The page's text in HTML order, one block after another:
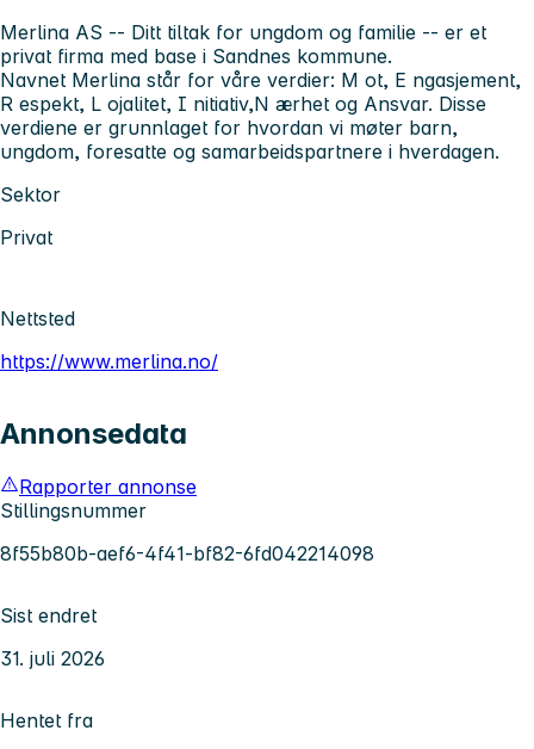
Merlina AS -- Ditt tiltak for ungdom og familie -- er et
privat firma med base i Sandnes kommune.
Navnet Merlina står for våre verdier: M ot, E ngasjement,
R espekt, L ojalitet, I nitiativ,N ærhet og Ansvar. Disse
verdiene er grunnlaget for hvordan vi møter barn,
ungdom, foresatte og samarbeidspartnere i hverdagen.
Sektor
Privat
Nettsted
https://www.merlina.no/
Annonsedata
Rapporter annonse
Stillingsnummer
8f55b80b-aef6-4f41-bf82-6fd042214098
Sist endret
31. juli 2026
Hentet fra